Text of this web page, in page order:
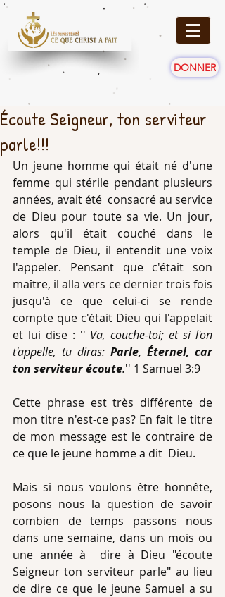
DONNER
Écoute Seigneur, ton serviteur
parle!!!
Un jeune homme qui était né d'une
femme qui stérile pendant plusieurs
années, avait été  consacré au service
de Dieu pour toute sa vie. Un jour,
alors qu'il était couché dans le
temple de Dieu, il entendit une voix
l'appeler. Pensant que c'était son
maître, il alla vers ce dernier trois fois
jusqu'à ce que celui-ci se rende
compte que c'était Dieu qui l'appelait
et lui dise : '' Va, couche-toi; et si l'on
t'appelle, tu diras: Parle, Éternel, car
ton serviteur écoute.'' 1 Samuel 3:9
Cette phrase est très différente de
mon titre n'est-ce pas? En fait le titre
de mon message est le contraire de
ce que le jeune homme a dit  Dieu.
Mais si nous voulons être honnête,
posons nous la question de savoir
combien de temps passons nous
dans une semaine, dans un mois ou
une année à  dire à Dieu "écoute
Seigneur ton serviteur parle" au lieu
de dire ce que le jeune Samuel a su